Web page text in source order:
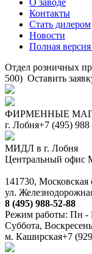
О заводе
Контакты
Стать дилером
Новости
Полная версия
Отдел розничных
500) Оставить
ФИРМЕННЫЕ
г. Лобня+7 (495) 988
МИДЛ в г. Лобня
Центральный
141730, Московская
ул.
8 (495) 988-52-88
Режим работы: Пн -
Суббота,
м. Каширская+7